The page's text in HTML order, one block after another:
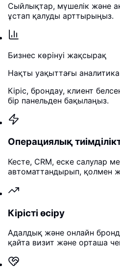
Сыйлықтар, мүшелік және
ұстап қалуды арттырыңыз.
Бизнес көрінуі жақсырақ
Нақты уақыттағы аналитика
Кіріс, брондау, клиент
бір панельден бақылаңыз.
Операциялық
Кесте, CRM, еске салулар
автоматтандырып, қолмен
Кірісті өсіру
Адалдық және онлайн
қайта визит және орташа